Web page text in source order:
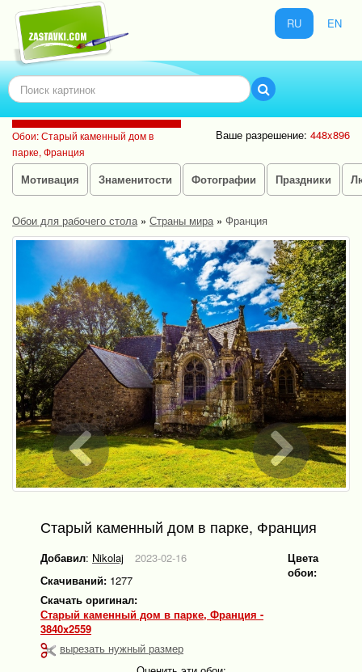
RU EN
Обои: Старый каменный дом в
парке, Франция
Ваше разрешение: 448x896
Мотивация Знаменитости Фотографии Праздники
Обои для рабочего стола» Страны мира» Франция
Старый каменный дом в парке, Франция
Добавил: Nikolaj
2023-02-16
Скачиваний: 1277
Скачать оригинал:
Старый каменный дом в парке, Франция -
3840x2559
вырезать нужный размер
Цвета
обои: